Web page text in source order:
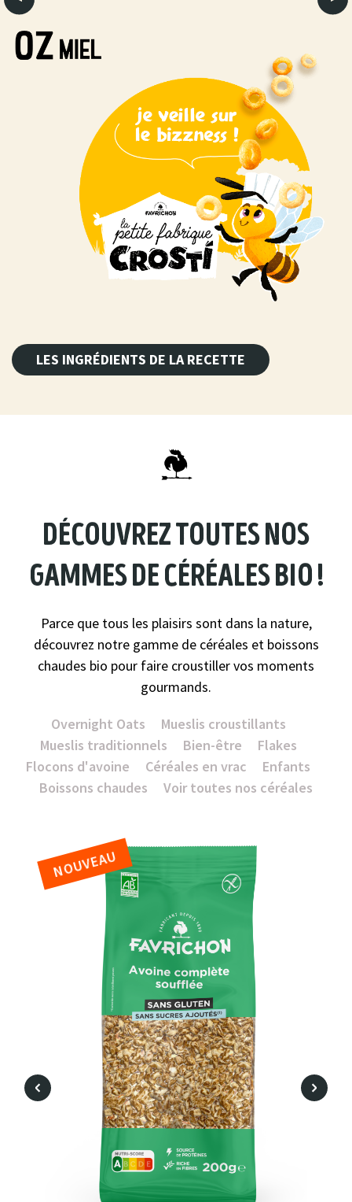
LES INGRÉDIENTS DE LA RECETTE
découvrez toutes nos
gammes de céréales bio !
Parce que tous les plaisirs sont dans la nature,
découvrez notre gamme de céréales et boissons
chaudes bio pour faire croustiller vos moments
gourmands.
Overnight Oats
Mueslis croustillants
Mueslis traditionnels
Bien-être
Flakes
Flocons d'avoine
Céréales en vrac
Enfants
Boissons chaudes
Voir toutes nos céréales
NOUVEAU